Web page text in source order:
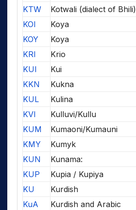
KTW
Kotwali (dialect of Bhili)
KOI
Koya
KOY
Koya
KRI
Krio
KUI
Kui
KKN
Kukna
KUL
Kulina
KVI
Kulluvi/Kullu
KUM
Kumaoni/Kumauni
KMY
Kumyk
KUN
Kunama:
KUP
Kupia / Kupiya
KU
Kurdish
KuA
Kurdish and Arabic